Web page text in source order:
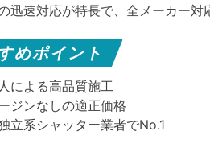
迅速対応が特長で、全メーカー
めポイント
による高品質施工
ジンなしの適正価格
立系シャッター業者でNo.1